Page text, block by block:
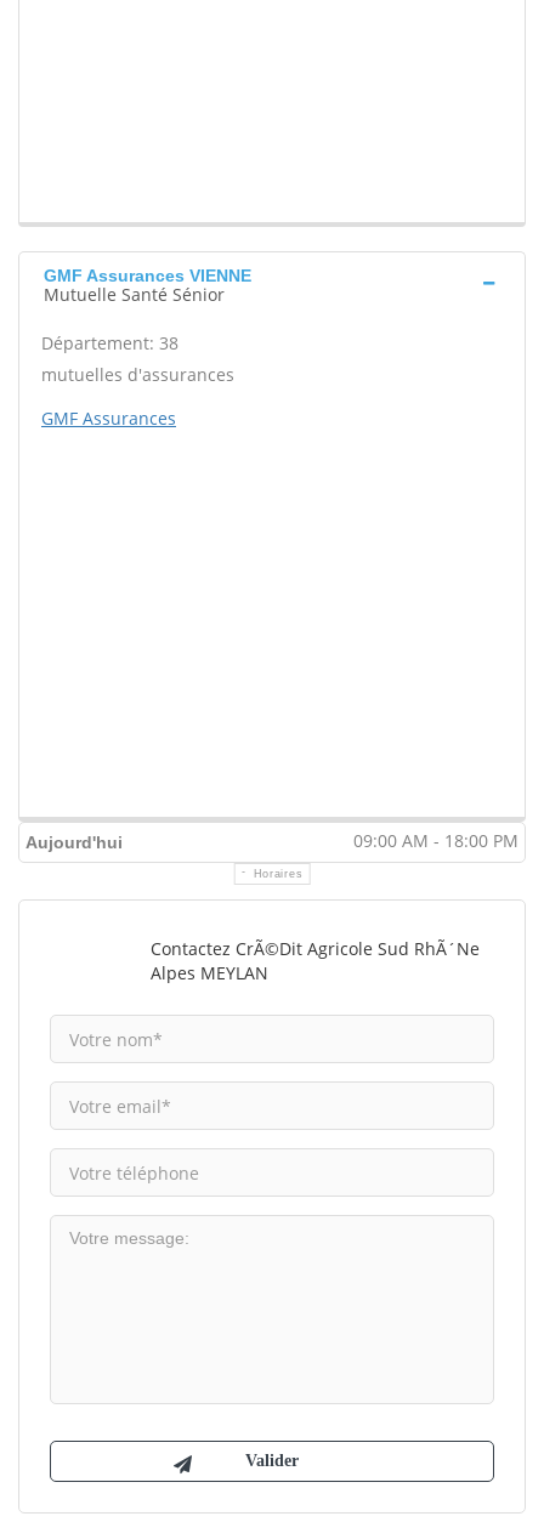
GMF Assurances VIENNE
Mutuelle Santé Sénior
Département: 38
mutuelles d'assurances
GMF Assurances
Aujourd'hui 09:00 AM - 18:00 PM
Horaires
Contactez CrÃ©dit Agricole Sud RhÃ´ne
Alpes MEYLAN